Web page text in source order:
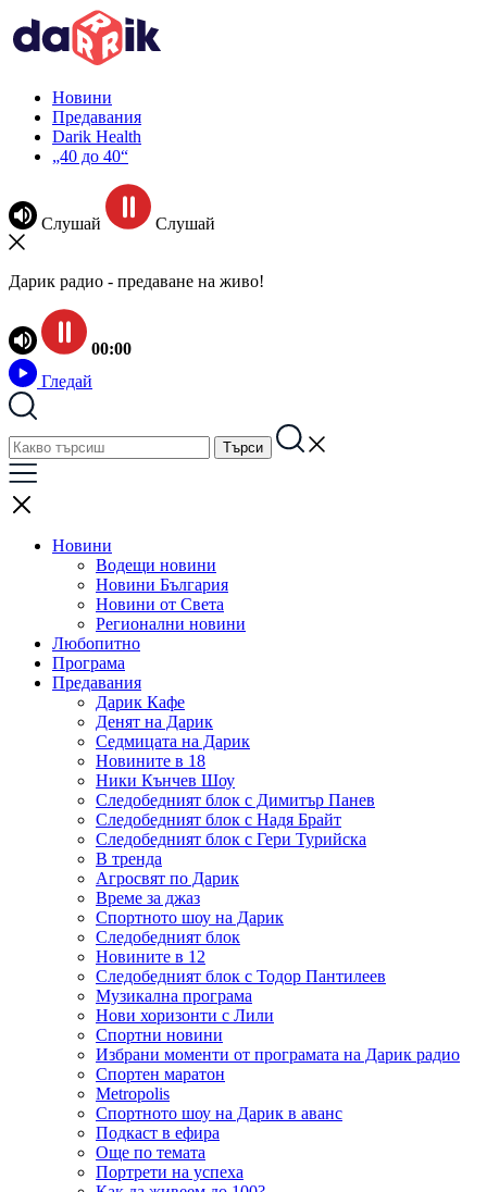
Новини
Предавания
Darik Health
„40 до 40“
Слушай Слушай
Дарик радио - предаване на живо!
00:00
Гледай
Новини
Водещи новини
Новини България
Новини от Света
Регионални новини
Любопитно
Програма
Предавания
Дарик Кафе
Денят на Дарик
Седмицата на Дарик
Новините в 18
Ники Кънчев Шоу
Следобедният блок с Димитър Панев
Следобедният блок с Надя Брайт
Следобедният блок с Гери Турийска
В тренда
Агросвят по Дарик
Време за джаз
Спортното шоу на Дарик
Следобедният блок
Новините в 12
Следобедният блок с Тодор Пантилеев
Музикална програма
Нови хоризонти с Лили
Спортни новини
Избрани моменти от програмата на Дарик радио
Спортен маратон
Metropolis
Спортното шоу на Дарик в аванс
Подкаст в ефира
Още по темата
Портрети на успеха